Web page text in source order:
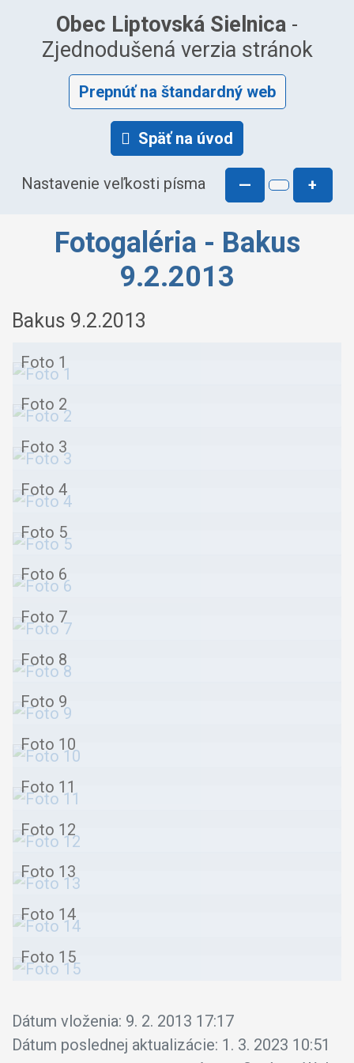
Obec Liptovská Sielnica -
Zjednodušená verzia stránok
Prepnúť na štandardný web
Späť na úvod
Nastavenie veľkosti písma — +
Fotogaléria - Bakus
9.2.2013
Bakus 9.2.2013
Foto 1
Foto 2
Foto 3
Foto 4
Foto 5
Foto 6
Foto 7
Foto 8
Foto 9
Foto 10
Foto 11
Foto 12
Foto 13
Foto 14
Foto 15
Dátum vloženia: 9. 2. 2013 17:17
Dátum poslednej aktualizácie: 1. 3. 2023 10:51